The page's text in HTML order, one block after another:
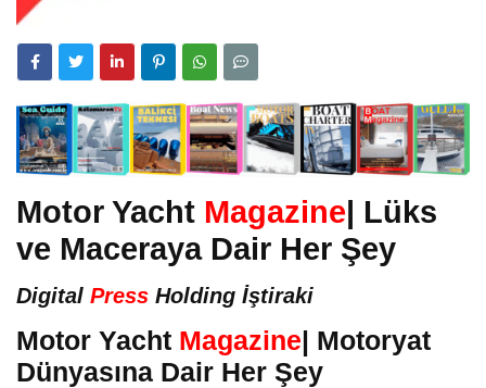
Motor Yacht Magazine| Lüks
ve Maceraya Dair Her Şey
Digital Press Holding İştiraki
Motor Yacht Magazine| Motoryat
Dünyasına Dair Her Şey